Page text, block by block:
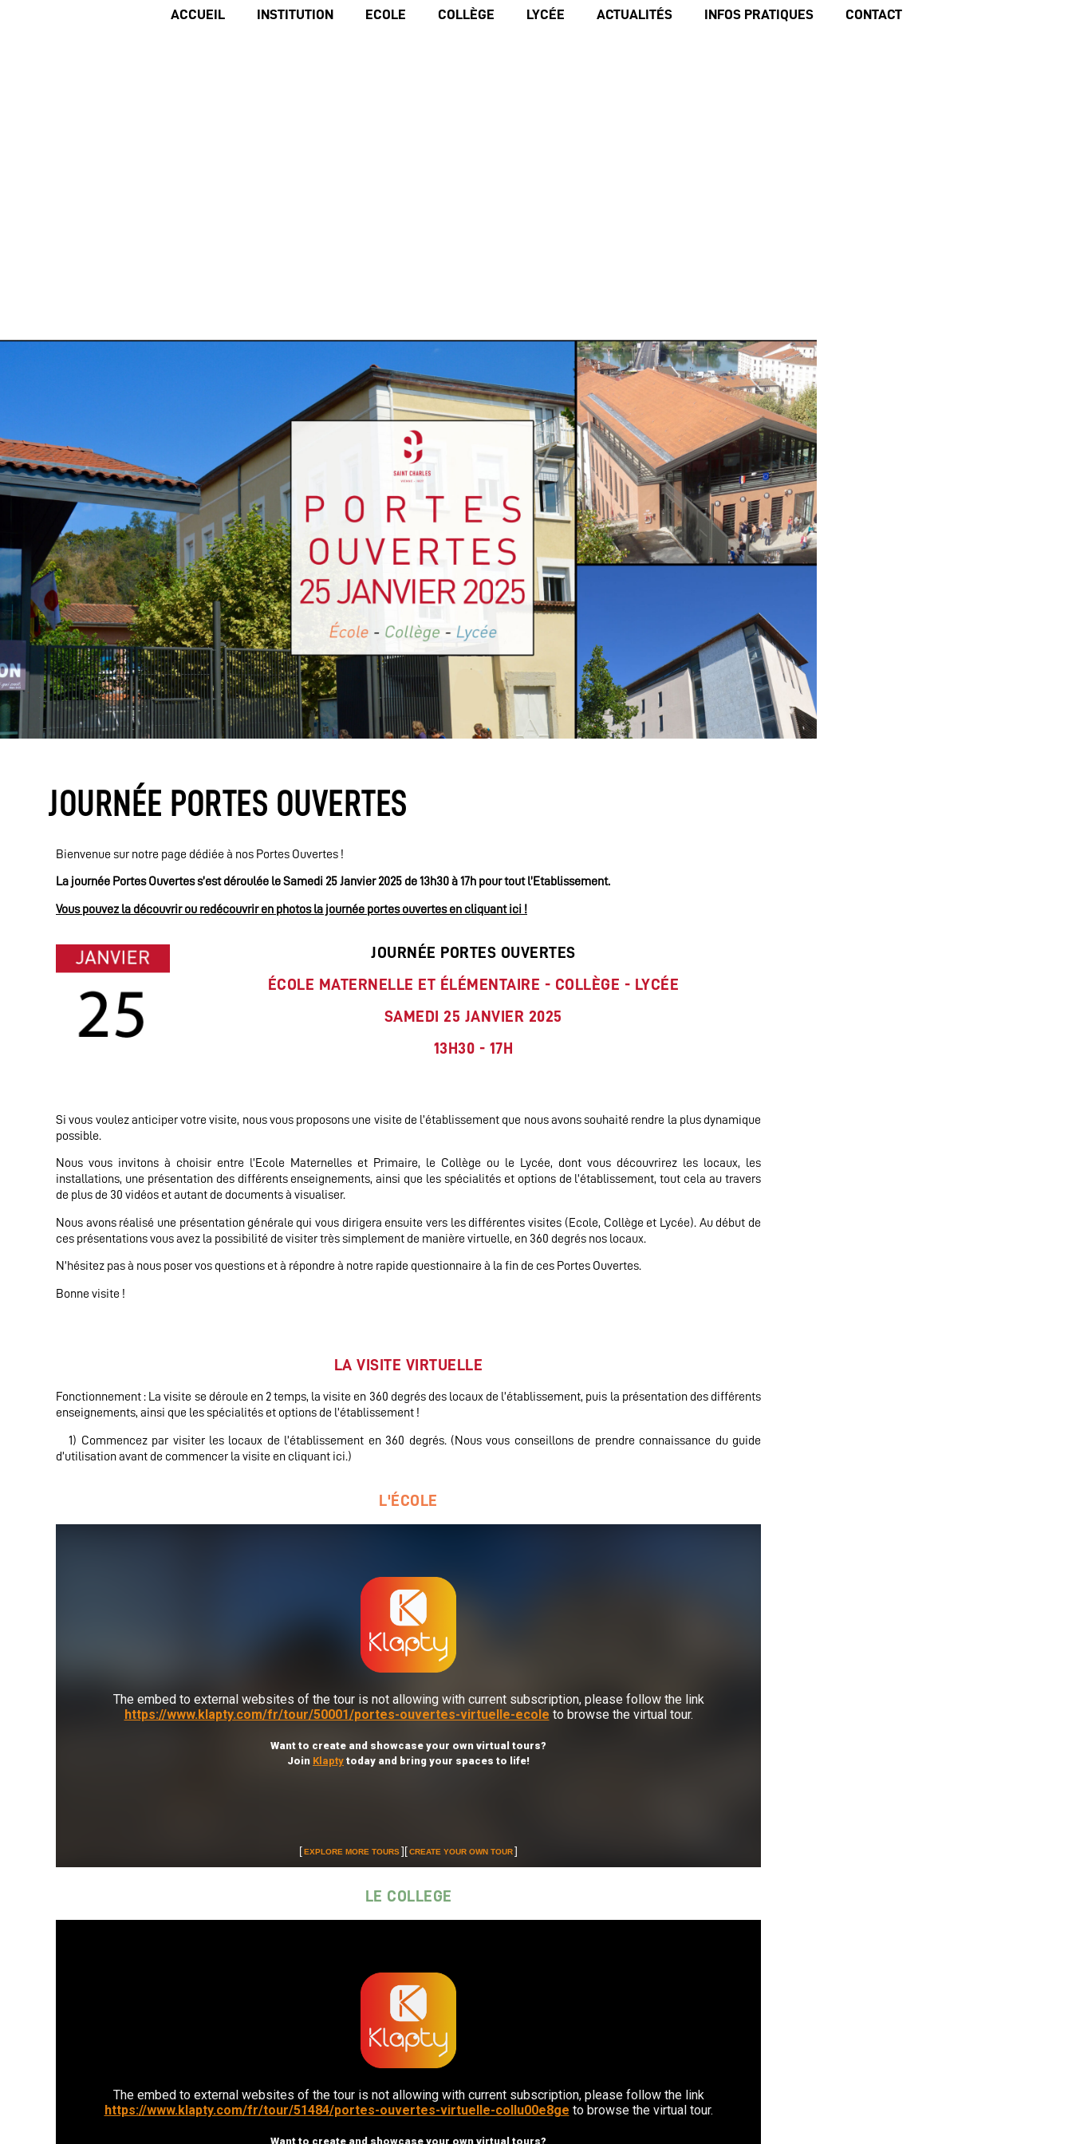
ACCUEIL INSTITUTION ECOLE COLLÈGE LYCÉE ACTUALITÉS INFOS PRATIQUES CONTACT
JOURNÉE PORTES OUVERTES
Bienvenue sur notre page dédiée à nos Portes Ouvertes !
La journée Portes Ouvertes s’est déroulée le Samedi 25 Janvier 2025 de 13h30 à 17h pour tout l’Etablissement.
Vous pouvez la découvrir ou redécouvrir en photos la journée portesouvertesen cliquant ici !
JOURNÉE PORTES OUVERTES
ÉCOLE MATERNELLE ET ÉLÉMENTAIRE - COLLÈGE - LYCÉE
SAMEDI 25 JANVIER 2025
13H30 - 17H​
Si vous voulez anticiper votre visite, nousvous proposons une visite de l’établissement que nous avons souhaité rendre la plus dynamique
possible.
Nous vous invitons à choisir entre l’Ecole Maternelles et Primaire, le Collège ou le Lycée, dont vous découvrirez les locaux, les
installations, une présentation des différents enseignements, ainsi que les spécialités et options de l’établissement, tout cela au travers
de plus de 30 vidéos et autant de documents à visualiser.
Nous avons réalisé une présentation générale qui vous dirigera ensuite vers les différentes visites (Ecole, Collège et Lycée). Au début de
ces présentations vous avez la possibilité de visiter très simplement de manière virtuelle, en 360 degrés nos locaux.
N’hésitez pas à nous poser vos questions et à répondre à notre rapide questionnaire à la fin de ces Portes Ouvertes.
Bonne visite !
LA VISITE VIRTUELLE
Fonctionnement : La visite se déroule en 2 temps, la visite en 360 degrés des locaux de l’établissement, puis la présentation des différents
enseignements, ainsi que les spécialités et options de l’établissement !
1) Commencez par visiter les locaux de l’établissement en 360 degrés. (Nous vous conseillons de prendre connaissance du guide
d’utilisation avant de commencer la visite en cliquant ici.)
L'ÉCOLE
LE COLLEGE